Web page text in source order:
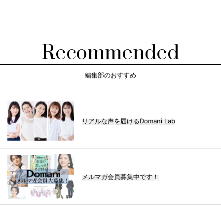
Recommended
編集部のおすすめ
リアルな声を届けるDomani Lab
メルマガ会員募集中です！